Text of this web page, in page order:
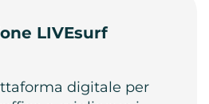
LIVEsurf
digitale per